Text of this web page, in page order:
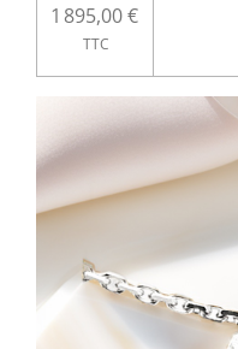
1 895,00 €